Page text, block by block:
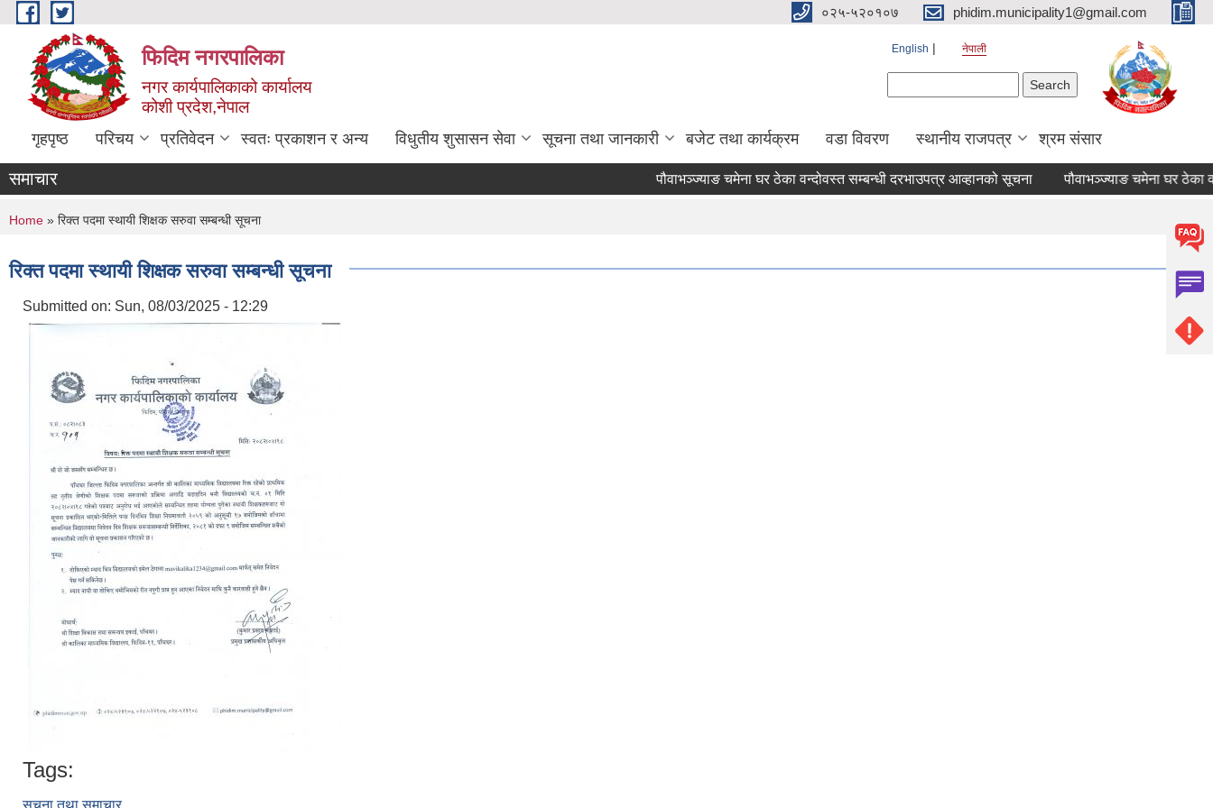
Skip to main content ०२५-५२०१०७ phidim.municipality1@gmail.com
फिदिम नगरपालिका
नगर कार्यपालिकाको कार्यालय
कोशी प्रदेश,नेपाल
English नेपाली
गृहपृष्ठ परिचय प्रतिवेदन स्वतः प्रकाशन र अन्य विधुतीय शुसासन सेवा सूचना तथा जानकारी बजेट तथा कार्यक्रम वडा विवरण स्थानीय राजपत्र श्रम संसार
समाचार पौवाभञ्ज्याङ चमेना घर ठेका वन्दोवस्त सम्बन्धी दरभाउपत्र आव्हानको सूचना पौवाभञ्ज्याङ चमेना घर ठेका
You are here
Home » रिक्त पदमा स्थायी शिक्षक सरुवा सम्बन्धी सूचना
रिक्त पदमा स्थायी शिक्षक सरुवा सम्बन्धी सूचना
Submitted on: Sun, 08/03/2025 - 12:29
Tags:
सूचना तथा समाचार